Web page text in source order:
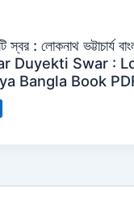
স্বর : লোকনাথ ভট্টাচার্য
Duyekti Swar :
Bangla Book